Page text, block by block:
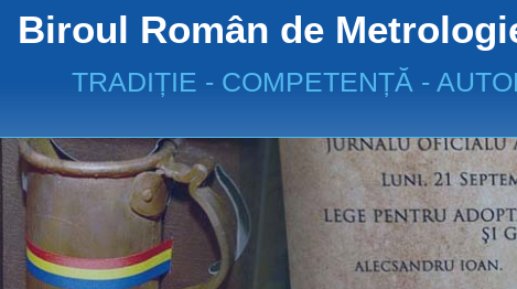
Biroul Român de
TRADIȚIE - COMPETENȚĂ -